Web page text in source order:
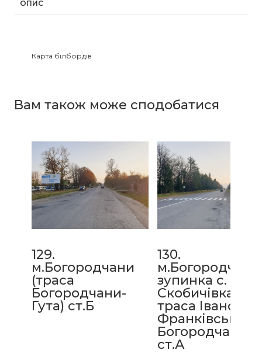
ОПИС
Карта білбордів
Вам також може сподобатися
129.
м.Богородчани
(траса
Богородчани-
Гута) ст.Б
130.
зупинка с.
Скобичівка,
траса Івано-
Франківськ -
Богородчани
ст.А